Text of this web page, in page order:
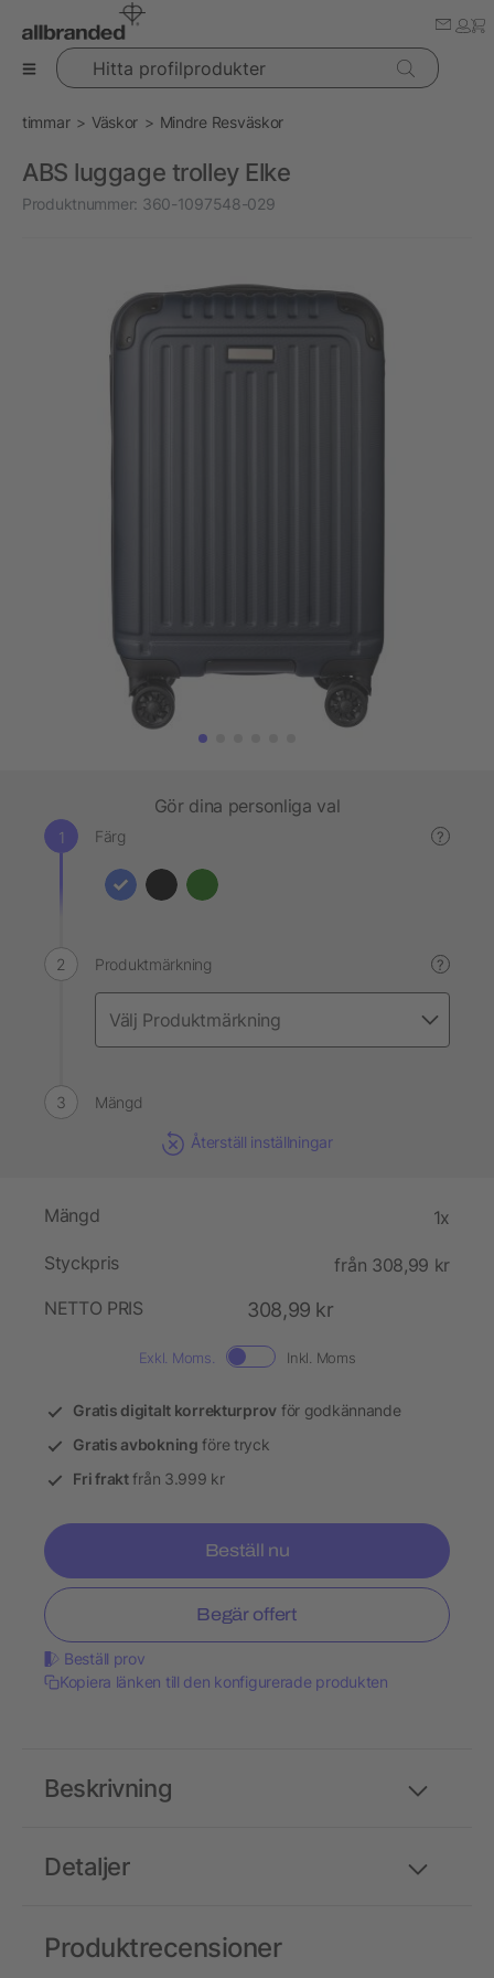
Hitta profilprodukter
timmar Väskor Mindre Resväskor
ABS luggage trolley Elke
Produktnummer: 360-1097548-029
Gör dina personliga val
Färg ?
Produktmärkning ?
Mängd
Återställ inställningar
Mängd 1x
Styckpris
från 308,99 kr
NETTO PRIS
308,99 kr
Exkl. Moms. Inkl. Moms
Gratis digitalt korrekturprov för godkännande
Gratis avbokning före tryck
Fri fraktfrån 3.999 kr
Beställ nu
Begär offert
Beställ prov
Kopiera länken till den konfigurerade produkten
Detaljer
Beskrivning
Produktrecensioner